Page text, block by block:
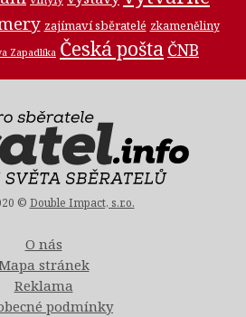
zajímaví sběratelé zkameněliny
Zapadlíka Česká pošta ČNB
© Double Impact, s.r.o.
O nás
stránek
Reklama
podmínky